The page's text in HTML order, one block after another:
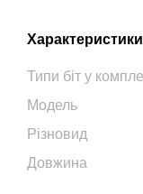
Характеристики
Типи біт у
Модель
Різновид
Довжина